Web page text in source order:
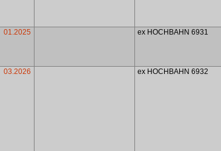
01.2025 ex HOCHBAHN 6931
03.2026 ex HOCHBAHN 6932